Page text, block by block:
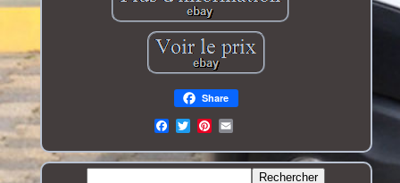
Share